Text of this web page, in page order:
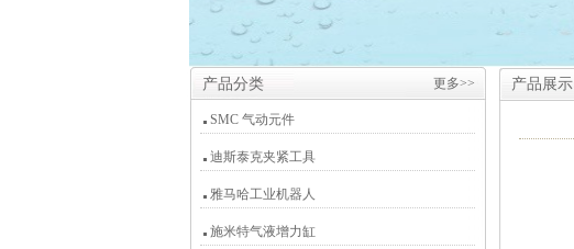
产品分类 更多>>
SMC 气动元件
迪斯泰克夹紧工具
雅马哈工业机器人
施米特气液增力缸
产品展示